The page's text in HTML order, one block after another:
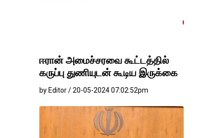
தங்கம்-வெள்ளி விலை
ஈரான் அமைச்சரவை கூட்டத்தில்
கருப்பு துணியுடன் கூடிய இருக்கை
by Editor / 20-05-2024 07:02:52pm